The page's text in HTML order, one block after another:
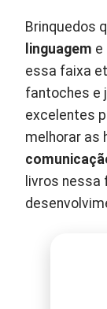
Brinquedos
linguagem e
essa faixa
fantoches e
excelentes
melhorar as
livros nessa